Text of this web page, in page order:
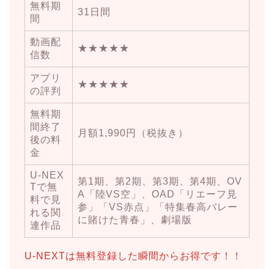
無料期
間
31日間
動画配
信数
★★★★★
アプリ
の評判
★★★★★
無料期
間終了
後の料
金
月額1,990円（税抜き）
U-NEX
Tで無
料で見
れる関
連作品
第1期、第2期、第3期、第4期、OV
A「陸VS空」、OAD「リエーフ見
参」「VS赤点」「特集春高バレー
に賭けた青春」、劇場版
U-NEXTは無料登録した瞬間からお得です！！